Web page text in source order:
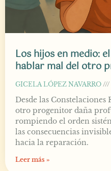
Los hijos en medio:
hablar mal del otro
GICELA LÓPEZ NAVARRO
Desde las
otro progenitor daña
rompiendo el orden
las consecuencias
hacia la reparación.
Leer más »